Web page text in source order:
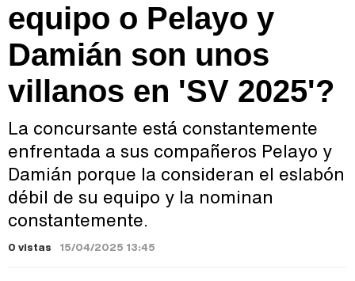
equipo o Pelayo y
Damián son unos
villanos en 'SV 2025'?
La concursante está constantemente
enfrentada a sus compañeros Pelayo y
Damián porque la consideran el eslabón
débil de su equipo y la nominan
constantemente.
0 vistas 15/04/2025 13:45